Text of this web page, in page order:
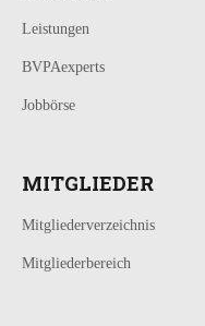
Leistungen
BVPAexperts
Jobbörse
MITGLIEDER
Mitgliederverzeichnis
Mitgliederbereich